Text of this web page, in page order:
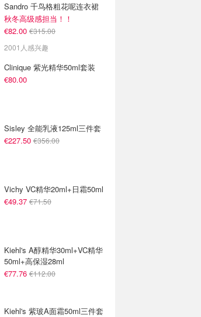
Sandro 千鸟格粗花呢连衣裙
秋冬高级感担当！！
€82.00 €315.00
2001人感兴趣
Clinique 紫光精华50ml套装
€80.00
Sisley 全能乳液125ml三件套
€227.50 €356.00
Vichy VC精华20ml+日霜50ml
€49.37 €71.50
Kiehl's A醇精华30ml+VC精华
50ml+高保湿28ml
€77.76 €112.00
Kiehl's 紫玻A面霜50ml三件套